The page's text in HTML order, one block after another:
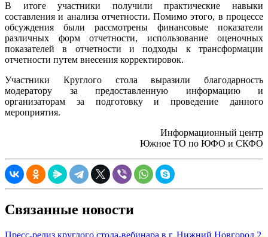
В итоге участники получили практические навыки
составления и анализа отчетности. Помимо этого, в процессе
обсуждения были рассмотрены финансовые показатели
различных форм отчетности, использование оценочных
показателей в отчетности и подходы к трансформации
отчетности путем внесения корректировок.
Участники Круглого стола выразили благодарность
модератору за предоставленную информацию и
организаторам за подготовку и проведение данного
мероприятия.
Информационный центр
Южное ТО по ЮФО и СКФО
Связанные новости